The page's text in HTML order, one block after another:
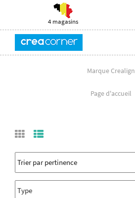
4 magasins
Marque Crealign
Page d'accueil